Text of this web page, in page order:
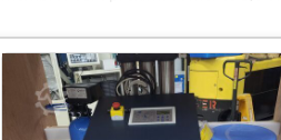
dimensiones de la máquina (X/Y/Z):
documentación. Es posible realizar